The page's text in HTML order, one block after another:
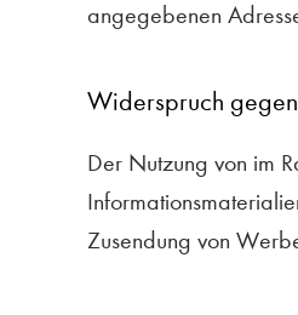
angegebenen
Widerspruch
Der Nutzung von im
Zusendung von